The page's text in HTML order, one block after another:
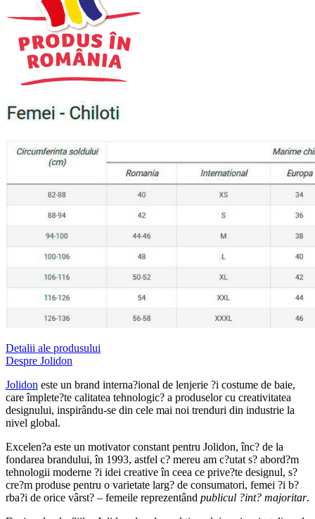
Detalii ale produsului
Despre Jolidon
Jolidon este un brand interna?ional de lenjerie ?i costume de baie,
care împlete?te calitatea tehnologic? a produselor cu creativitatea
designului, inspirându-se din cele mai noi trenduri din industrie la
nivel global.
Excelen?a este un motivator constant pentru Jolidon, înc? de la
fondarea brandului, în 1993, astfel c? mereu am c?utat s? abord?m
tehnologii moderne ?i idei creative în ceea ce prive?te designul, s?
cre?m produse pentru o varietate larg? de consumatori, femei ?i b?
rba?i de orice vârst? – femeile reprezentând publicul ?int? majoritar.